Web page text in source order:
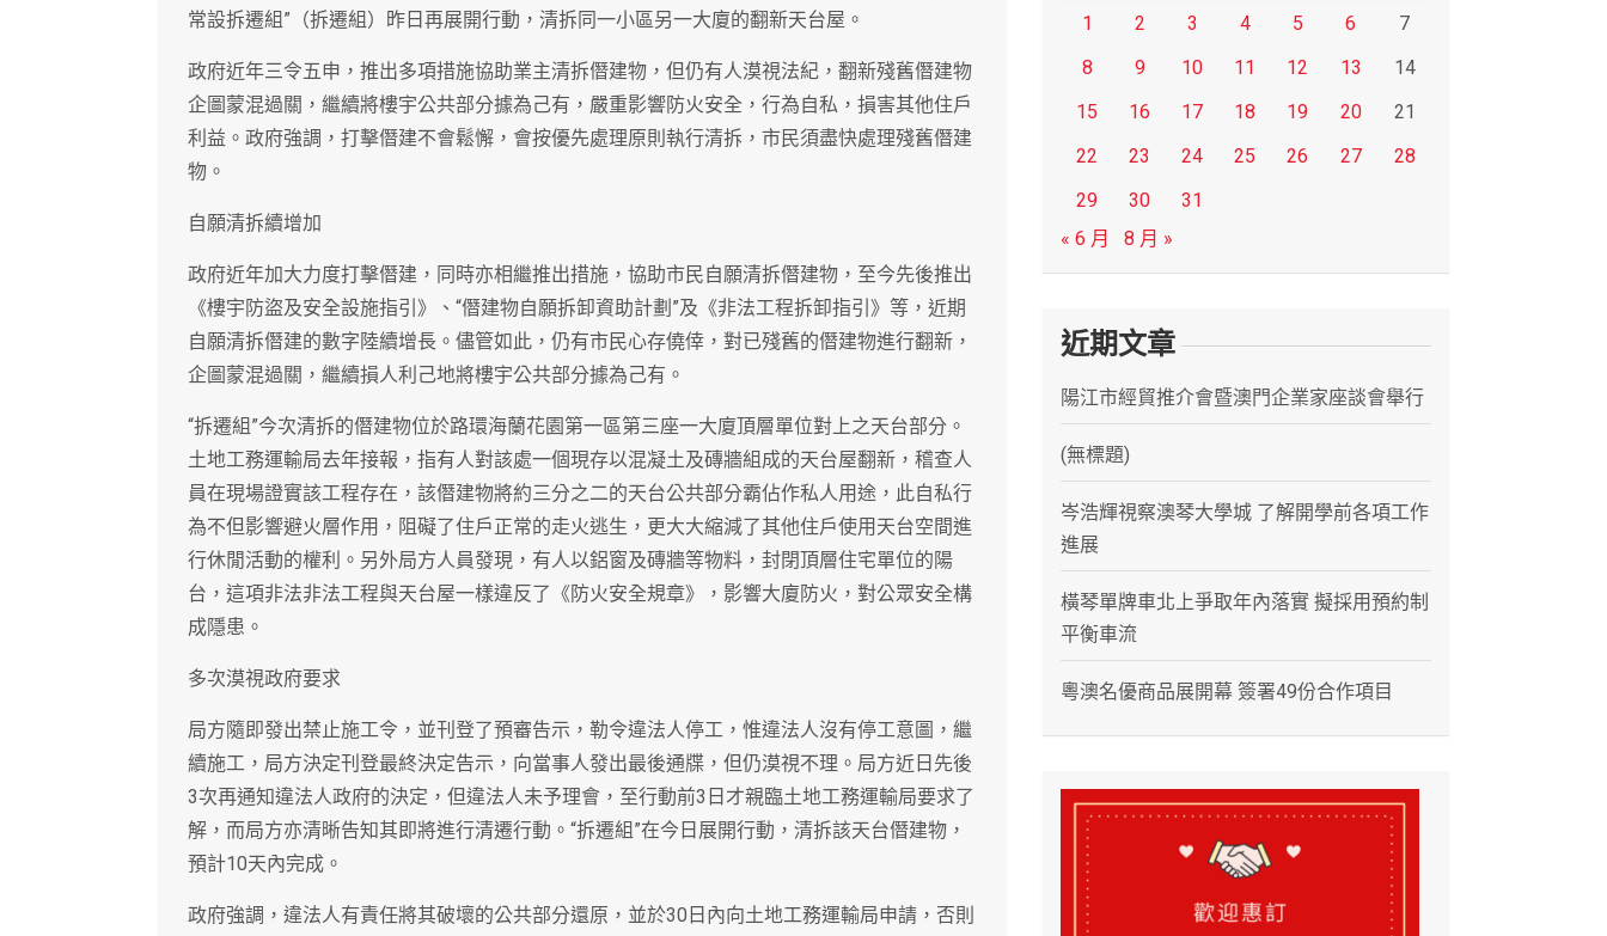
常設拆遷組”（拆遷組）昨日再展開行動，清拆同一小區另一大廈的翻新天台屋。
政府近年三令五申，推出多項措施協助業主清拆僭建物，但仍有人漠視法紀，翻新殘舊僭建物
企圖蒙混過關，繼續將樓宇公共部分據為己有，嚴重影響防火安全，行為自私，損害其他住戶
利益。政府強調，打擊僭建不會鬆懈，會按優先處理原則執行清拆，市民須盡快處理殘舊僭建
物。
自願清拆續增加
政府近年加大力度打擊僭建，同時亦相繼推出措施，協助市民自願清拆僭建物，至今先後推出
《樓宇防盜及安全設施指引》、“僭建物自願拆卸資助計劃”及《非法工程拆卸指引》等，近期
自願清拆僭建的數字陸續增長。儘管如此，仍有市民心存僥倖，對已殘舊的僭建物進行翻新，
企圖蒙混過關，繼續損人利己地將樓宇公共部分據為己有。
“拆遷組”今次清拆的僭建物位於路環海蘭花園第一區第三座一大廈頂層單位對上之天台部分。
土地工務運輸局去年接報，指有人對該處一個現存以混凝土及磚牆組成的天台屋翻新，稽查人
員在現場證實該工程存在，該僭建物將約三分之二的天台公共部分霸佔作私人用途，此自私行
為不但影響避火層作用，阻礙了住戶正常的走火逃生，更大大縮減了其他住戶使用天台空間進
行休閒活動的權利。另外局方人員發現，有人以鋁窗及磚牆等物料，封閉頂層住宅單位的陽
台，這項非法非法工程與天台屋一樣違反了《防火安全規章》，影響大廈防火，對公眾安全構
成隱患。
多次漠視政府要求
局方隨即發出禁止施工令，並刊登了預審告示，勒令違法人停工，惟違法人沒有停工意圖，繼
續施工，局方決定刊登最終決定告示，向當事人發出最後通牒，但仍漠視不理。局方近日先後
3次再通知違法人政府的決定，但違法人未予理會，至行動前3日才親臨土地工務運輸局要求了
解，而局方亦清晰告知其即將進行清遷行動。“拆遷組”在今日展開行動，清拆該天台僭建物，
預計10天內完成。
政府強調，違法人有責任將其破壞的公共部分還原，並於30日內向土地工務運輸局申請，否則
1
2 3 4 5 6
7
8
9 10 11 12 13
14
15
16 17 18 19 20
21
22
23 24 25 26 27
28
29
30
31
« 6 月
8 月 »
近期文章
陽江市經貿推介會暨澳門企業家座談會舉行
(無標題)
岑浩輝視察澳琴大學城 了解開學前各項工作
進展
橫琴單牌車北上爭取年內落實 擬採用預約制
平衡車流
粵澳名優商品展開幕 簽署49份合作項目